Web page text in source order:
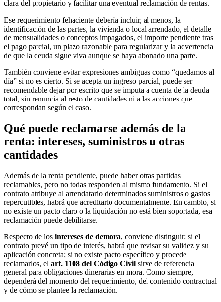
clara del propietario y facilitar una eventual reclamación de rentas.
Ese requerimiento fehaciente debería incluir, al menos, la
identificación de las partes, la vivienda o local arrendado, el detalle
de mensualidades o conceptos impagados, el importe pendiente tras
el pago parcial, un plazo razonable para regularizar y la advertencia
de que la deuda sigue viva aunque se haya abonado una parte.
También conviene evitar expresiones ambiguas como “quedamos al
día” si no es cierto. Si se acepta un ingreso parcial, puede ser
recomendable dejar por escrito que se imputa a cuenta de la deuda
total, sin renuncia al resto de cantidades ni a las acciones que
correspondan según el caso.
Qué puede reclamarse además de la
renta: intereses, suministros u otras
cantidades
Además de la renta pendiente, puede haber otras partidas
reclamables, pero no todas responden al mismo fundamento. Si el
contrato atribuye al arrendatario determinados suministros o gastos
repercutibles, habrá que acreditarlo documentalmente. En cambio, si
no existe un pacto claro o la liquidación no está bien soportada, esa
reclamación puede debilitarse.
Respecto de los intereses de demora, conviene distinguir: si el
contrato prevé un tipo de interés, habrá que revisar su validez y su
aplicación concreta; si no existe pacto específico y procede
reclamarlos, el art. 1108 del Código Civil sirve de referencia
general para obligaciones dinerarias en mora. Como siempre,
dependerá del momento del requerimiento, del contenido contractual
y de cómo se plantee la reclamación.